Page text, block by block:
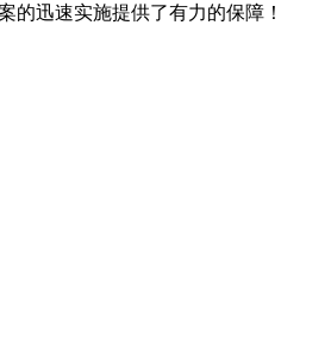
的迅速实施提供了有力的保障！